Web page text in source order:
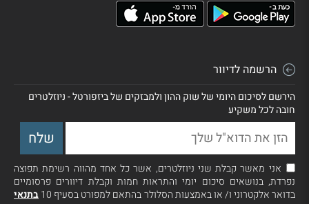
הרשמה לדיוור
הירשם לסיכום היומי של שוק ההון ולמבזקים של ביזפורטל - ניוזלטרים
חובה לכל משקיע
אני מאשר קבלת שני ניוזלטרים, אשר כל אחד מהווה רשימת תפוצה
נפרדת, בנושאים סיכום יומי והתראות חמות וקבלת דיוורים פרסומיים
בדואר אלקטרוני ו/ או באמצעות הסלולר בהתאם למפורט בסעיף 10
בתנאי